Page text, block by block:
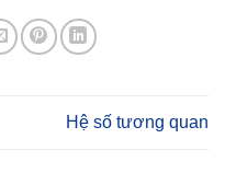
Hệ số tương quan